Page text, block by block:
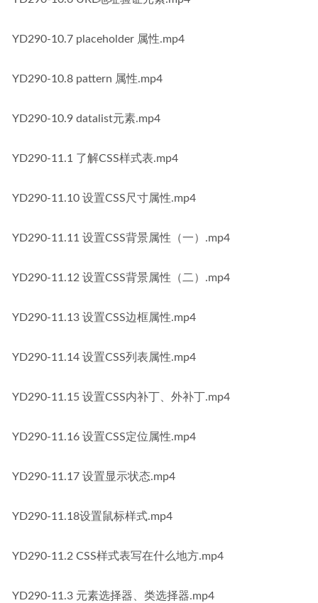
YD290-10.7 placeholder 属性.mp4
YD290-10.8 pattern 属性.mp4
YD290-10.9 datalist元素.mp4
YD290-11.1 了解CSS样式表.mp4
YD290-11.10 设置CSS尺寸属性.mp4
YD290-11.11 设置CSS背景属性（一）.mp4
YD290-11.12 设置CSS背景属性（二）.mp4
YD290-11.13 设置CSS边框属性.mp4
YD290-11.14 设置CSS列表属性.mp4
YD290-11.15 设置CSS内补丁、外补丁.mp4
YD290-11.16 设置CSS定位属性.mp4
YD290-11.17 设置显示状态.mp4
YD290-11.18设置鼠标样式.mp4
YD290-11.2 CSS样式表写在什么地方.mp4
YD290-11.3 元素选择器、类选择器.mp4